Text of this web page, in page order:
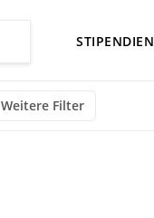
STIPENDIEN
Weitere Filter